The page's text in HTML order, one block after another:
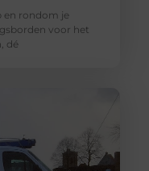
en rondom je
voor het
dé